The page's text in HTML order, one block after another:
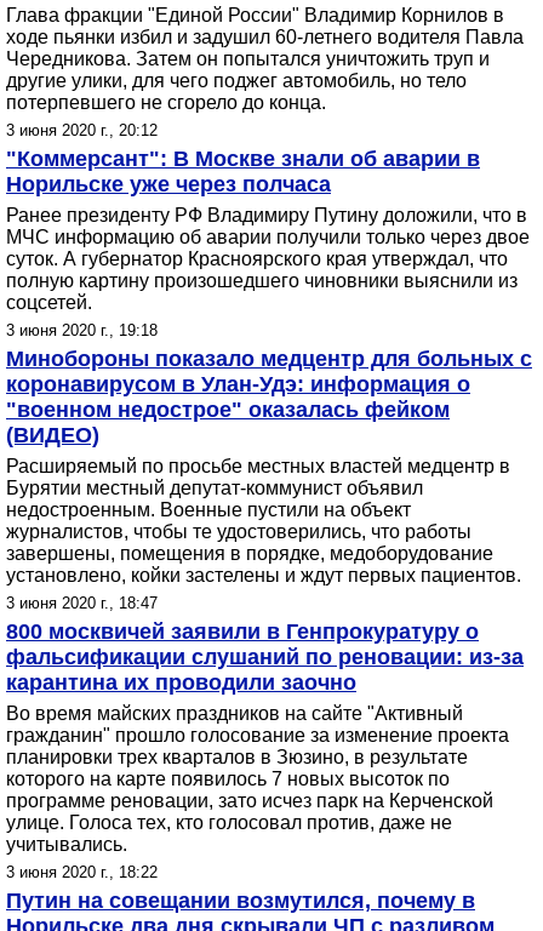
Глава фракции "Единой России" Владимир Корнилов в
ходе пьянки избил и задушил 60-летнего водителя Павла
Чередникова. Затем он попытался уничтожить труп и
другие улики, для чего поджег автомобиль, но тело
потерпевшего не сгорело до конца.
3 июня 2020 г., 20:12
"Коммерсант": В Москве знали об аварии в
Норильске уже через полчаса
Ранее президенту РФ Владимиру Путину доложили, что в
МЧС информацию об аварии получили только через двое
суток. А губернатор Красноярского края утверждал, что
полную картину произошедшего чиновники выяснили из
соцсетей.
3 июня 2020 г., 19:18
Минобороны показало медцентр для больных с
коронавирусом в Улан-Удэ: информация о
"военном недострое" оказалась фейком
(ВИДЕО)
Расширяемый по просьбе местных властей медцентр в
Бурятии местный депутат-коммунист объявил
недостроенным. Военные пустили на объект
журналистов, чтобы те удостоверились, что работы
завершены, помещения в порядке, медоборудование
установлено, койки застелены и ждут первых пациентов.
3 июня 2020 г., 18:47
800 москвичей заявили в Генпрокуратуру о
фальсификации слушаний по реновации: из-за
карантина их проводили заочно
Во время майских праздников на сайте "Активный
гражданин" прошло голосование за изменение проекта
планировки трех кварталов в Зюзино, в результате
которого на карте появилось 7 новых высоток по
программе реновации, зато исчез парк на Керченской
улице. Голоса тех, кто голосовал против, даже не
учитывались.
3 июня 2020 г., 18:22
Путин на совещании возмутился, почему в
Норильске два дня скрывали ЧП с разливом